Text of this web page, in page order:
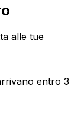
alle tue
entro 3